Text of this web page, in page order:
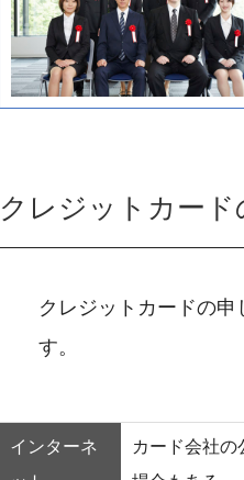
クレジットカー
クレジットカードの
す。
インターネ
カード会社